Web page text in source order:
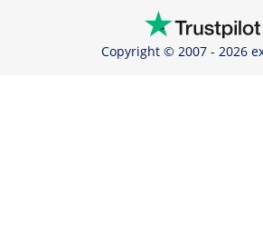
Copyright © 2007 - 2026